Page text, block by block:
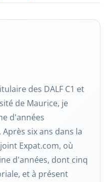
des DALF C1 et
de Maurice, je
d'années
six ans dans la
Expat.com, où
d'années, dont cinq
et à présent